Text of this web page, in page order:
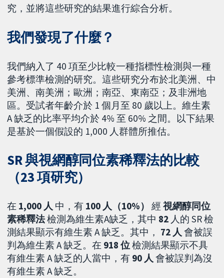
究，並將這些研究的結果進行綜合分析。
我們發現了什麼？
我們納入了 40 項至少比較一種指標性檢測與一種
參考標準檢測的研究。這些研究分布於北美洲、中
美洲、南美洲；歐洲；南亞、東南亞；及非洲地
區。受試者年齡介於 1 個月至 80 歲以上。維生素
A 缺乏的比率平均介於 4% 至 60% 之間。以下結果
是基於一個假設的 1,000 人群體所推估。
SR 與視網醇同位素稀釋法的比較
（23 項研究）
在 1,000 人 中，有 100 人（10%） 經視網醇同位
素稀釋法檢測為維生素A缺乏，其中 82 人的 SR 檢
測結果顯示有維生素 A 缺乏。其中， 72 人 會被誤
判為維生素 A 缺乏。在 918 位檢測結果顯示不具
有維生素 A 缺乏的人當中，有 90 人 會被誤判為沒
有維生素 A 缺乏。